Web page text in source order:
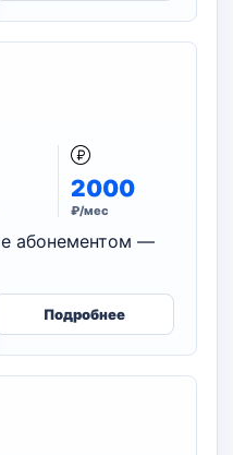
2000
₽/мес
абонементом —
Подробнее